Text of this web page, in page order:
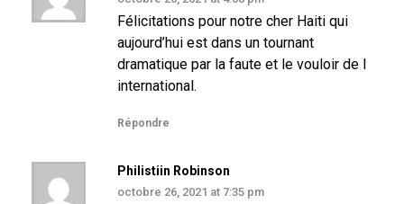
Félicitations pour notre cher Haiti qui
aujourd’hui est dans un tournant
dramatique par la faute et le vouloir de l
international.
Répondre
Philistiin Robinson
octobre 26, 2021 at 7:35 pm